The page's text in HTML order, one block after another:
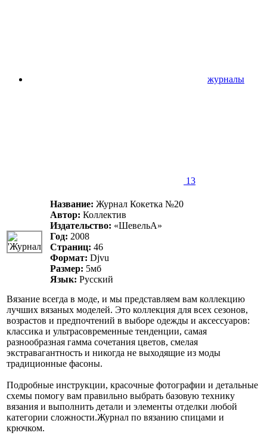
журналы
13
Название: Журнал Кокетка №20
Автор: Коллектив
Издательство: «ШевельА»
Год: 2008
Страниц: 46
Формат: Djvu
Размер: 5мб
Язык: Русский
Вязание всегда в моде, и мы представляем вам коллекцию
лучших вязаных моделей. Это коллекция для всех сезонов,
возрастов и предпочтений в выборе одежды и аксессуаров:
классика и ультрасовременные тенденции, самая
разнообразная гамма сочетания цветов, смелая
экстравагантность и никогда не выходящие из моды
традиционные фасоны.
Подробные инструкции, красочные фотографии и детальные
схемы помогу вам правильно выбрать базовую технику
вязания и выполнить детали и элементы отделки любой
категории сложности.Журнал по вязанию спицами и
крючком.